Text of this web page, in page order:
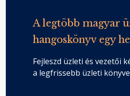
A legtöbb magyar
hangoskönyv egy
Fejleszd üzleti és vezetői
a legfrissebb üzleti